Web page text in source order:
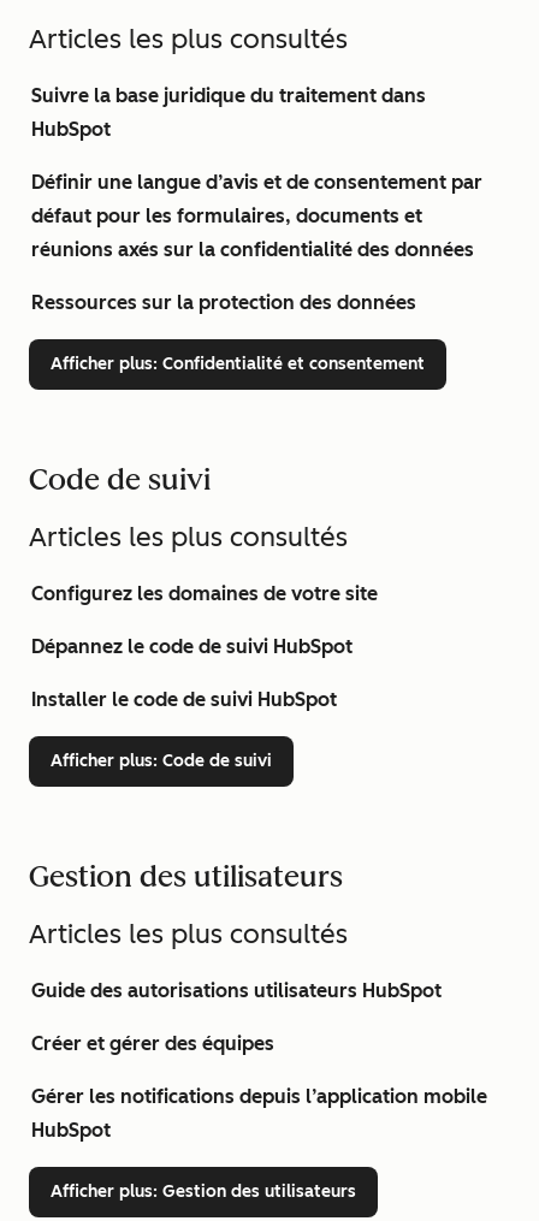
Articles les plus consultés
Suivre la base juridique du traitement dans
HubSpot
Définir une langue d’avis et de consentement par
défaut pour les formulaires, documents et
réunions axés sur la confidentialité des données
Ressources sur la protection des données
Afficher plus: Confidentialité et consentement
Code de suivi
Articles les plus consultés
Configurez les domaines de votre site
Dépannez le code de suivi HubSpot
Installer le code de suivi HubSpot
Afficher plus: Code de suivi
Gestion des utilisateurs
Articles les plus consultés
Guide des autorisations utilisateurs HubSpot
Créer et gérer des équipes
Gérer les notifications depuis l’application mobile
HubSpot
Afficher plus: Gestion des utilisateurs